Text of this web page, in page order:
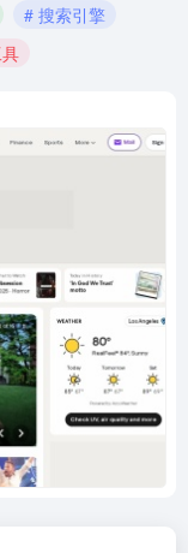
# 搜索引擎